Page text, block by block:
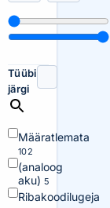
Tüübi
järgi
Määratlemata
102
(analoog
aku) 5
Ribakoodilugeja